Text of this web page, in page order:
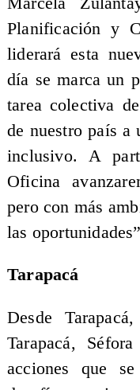
Planificación y
liderará esta
día se marca un
tarea colectiva
de nuestro país a
inclusivo. A
Oficina
pero con más
las
Tarapacá
Desde
Tarapacá,
acciones que